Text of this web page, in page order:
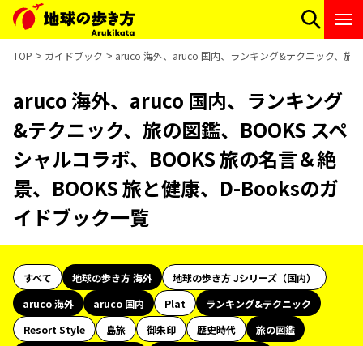
TOP ガイドブック aruco 海外、aruco 国内、ランキング&テクニック、旅
aruco 海外、aruco 国内、ランキング
&テクニック、旅の図鑑、BOOKS スペ
シャルコラボ、BOOKS 旅の名言＆絶
景、BOOKS 旅と健康、D-Booksのガ
イドブック一覧
すべて 地球の歩き方 海外
地球の歩き方 Jシリーズ（国内）
aruco 海外
aruco 国内 Plat
ランキング&テクニック
Resort Style
島旅 御朱印 歴史時代
旅の図鑑